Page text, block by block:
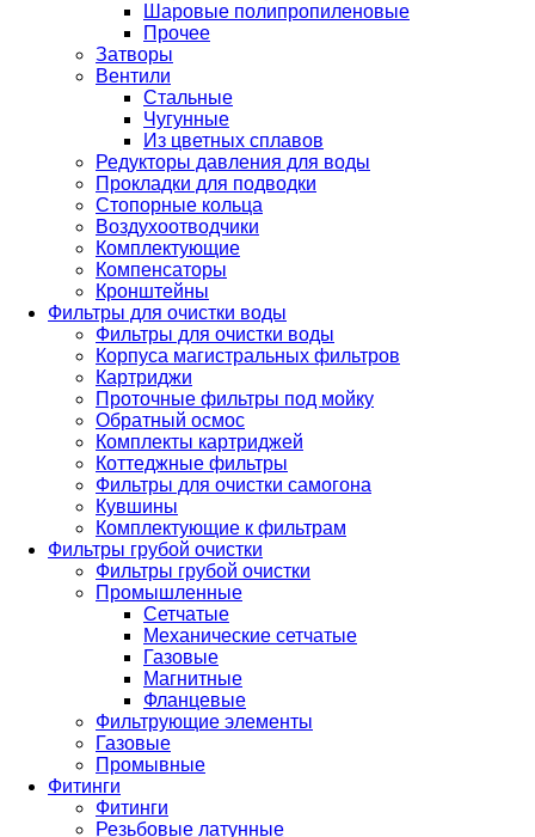
Шаровые полипропиленовые
Прочее
Затворы
Вентили
Стальные
Чугунные
Из цветных сплавов
Редукторы давления для воды
Прокладки для подводки
Стопорные кольца
Воздухоотводчики
Комплектующие
Компенсаторы
Кронштейны
Фильтры для очистки воды
Фильтры для очистки воды
Корпуса магистральных фильтров
Картриджи
Проточные фильтры под мойку
Обратный осмос
Комплекты картриджей
Коттеджные фильтры
Фильтры для очистки самогона
Кувшины
Комплектующие к фильтрам
Фильтры грубой очистки
Фильтры грубой очистки
Промышленные
Сетчатые
Механические сетчатые
Газовые
Магнитные
Фланцевые
Фильтрующие элементы
Газовые
Промывные
Фитинги
Фитинги
Резьбовые латунные